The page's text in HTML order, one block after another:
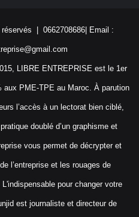
| 0662708686| Email :
LIBRE ENTREPRISE est le 1er
aux PME-TPE au Maroc. À parution
l’accès à un lectorat bien ciblé,
doublé d’un graphisme et
vous permet de décrypter et
l’entreprise et les rouages de
pour changer votre
est journaliste et directeur de